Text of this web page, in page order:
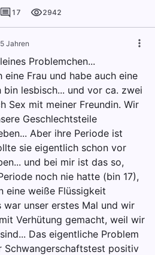
17 2942
Jahren
Problemchen...
eine Frau und habe auch eine
bin lesbisch... und vor ca. zwei
Sex mit meiner Freundin. Wir
Geschlechtsteile
Aber ihre Periode ist
sie eigentlich schon vor
und bei mir ist das so,
noch nie hatte (bin 17),
eine weiße Flüssigkeit
war unser erstes Mal und wir
Verhütung gemacht, weil wir
Das eigentliche Problem
Schwangerschaftstest positiv